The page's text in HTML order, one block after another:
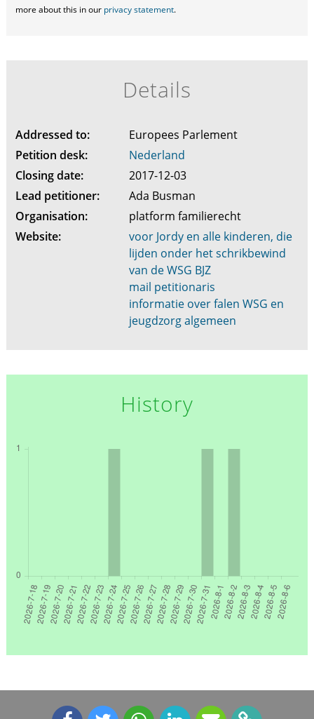
more about this in our privacy statement.
Details
Addressed to:
Europees Parlement
Petition desk:
Nederland
Closing date:
2017-12-03
Lead petitioner:
Ada Busman
Organisation:
platform familierecht
Website:
voor Jordy en alle kinderen, die
lijden onder het schrikbewind
van de WSG BJZ
mail petitionaris
informatie over falen WSG en
jeugdzorg algemeen
History